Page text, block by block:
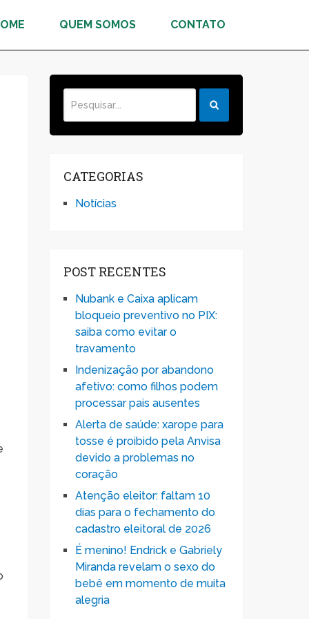
QUEM SOMOS CONTATO
CATEGORIAS
Notícias
POST RECENTES
Nubank e Caixa aplicam
bloqueio preventivo no PIX:
saiba como evitar o
travamento
Indenização por abandono
afetivo: como filhos podem
processar pais ausentes
Alerta de saúde: xarope para
tosse é proibido pela Anvisa
devido a problemas no
coração
Atenção eleitor: faltam 10
dias para o fechamento do
cadastro eleitoral de 2026
É menino! Endrick e Gabriely
Miranda revelam o sexo do
bebê em momento de muita
alegria